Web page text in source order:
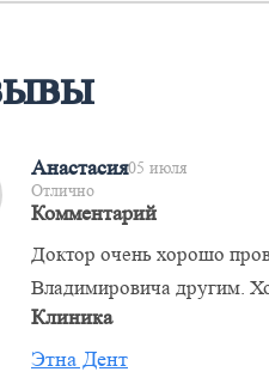
Анастасия05 июля
Отлично
Комментарий
Доктор очень хорошо
Владимировича другим.
Клиника
Этна Дент